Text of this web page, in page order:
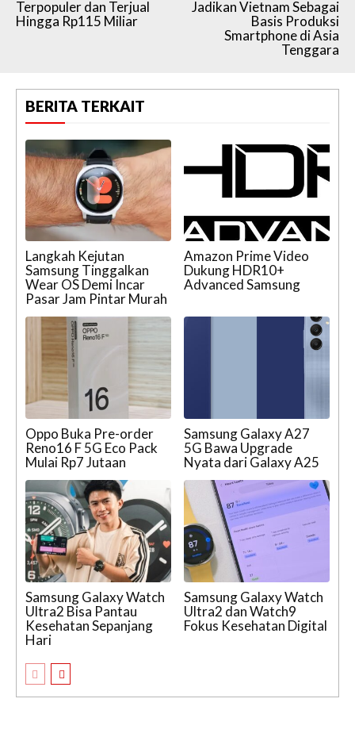
Terpopuler dan Terjual
Hingga Rp115 Miliar
Jadikan Vietnam Sebagai
Basis Produksi
Smartphone di Asia
Tenggara
BERITA TERKAIT
Langkah Kejutan
Samsung Tinggalkan
Wear OS Demi Incar
Pasar Jam Pintar Murah
Amazon Prime Video
Dukung HDR10+
Advanced Samsung
Oppo Buka Pre-order
Reno16 F 5G Eco Pack
Mulai Rp7 Jutaan
Samsung Galaxy A27
5G Bawa Upgrade
Nyata dari Galaxy A25
Samsung Galaxy Watch
Ultra2 Bisa Pantau
Kesehatan Sepanjang
Hari
Samsung Galaxy Watch
Ultra2 dan Watch9
Fokus Kesehatan Digital